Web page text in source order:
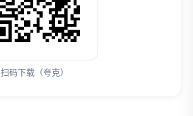
扫码下载（夸克）